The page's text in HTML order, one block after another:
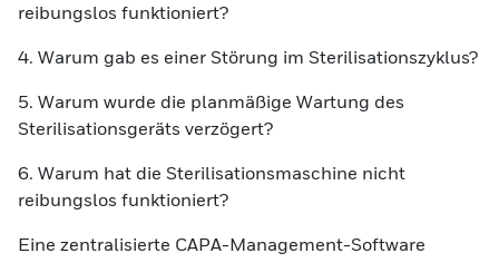
reibungslos funktioniert?
4. Warum gab es einer Störung im Sterilisationszyklus?
5. Warum wurde die planmäßige Wartung des
Sterilisationsgeräts verzögert?
6. Warum hat die Sterilisationsmaschine nicht
reibungslos funktioniert?
Eine zentralisierte CAPA-Management-Software